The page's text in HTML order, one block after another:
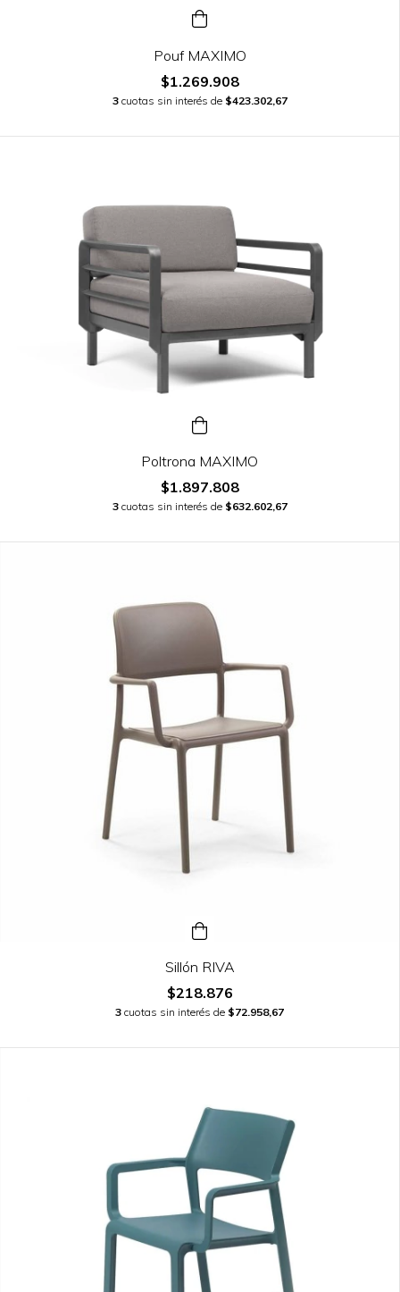
Pouf MAXIMO
$1.269.908
3 cuotas sin interés de $423.302,67
Poltrona MAXIMO
$1.897.808
3 cuotas sin interés de $632.602,67
Sillón RIVA
$218.876
3 cuotas sin interés de $72.958,67